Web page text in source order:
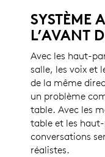
SYSTÈME
L’AVANT
Avec les haut-
salle, les voix et
de la même
un problème
table. Avec les
table et les
conversations
réalistes.